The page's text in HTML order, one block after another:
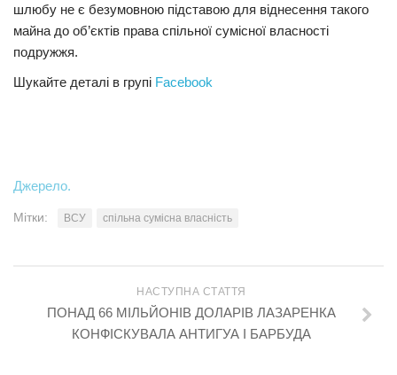
шлюбу не є безумовною підставою для віднесення такого
майна до об’єктів права спільної сумісної власності
подружжя.
Шукайте деталі в групі Facebook
Джерело.
Мітки: ВСУ спільна сумісна власність
НАСТУПНА СТАТТЯ
ПОНАД 66 МІЛЬЙОНІВ ДОЛАРІВ ЛАЗАРЕНКА
КОНФІСКУВАЛА АНТИГУА І БАРБУДА